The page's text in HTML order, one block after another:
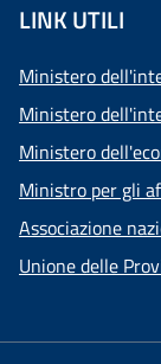
LINK UTILI
Ministero
Ministero
Ministero
Ministro per gli
Associazione
Unione delle